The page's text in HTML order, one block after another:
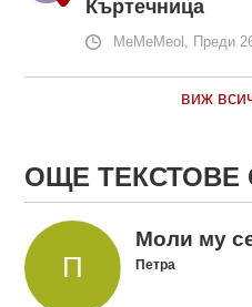
Къртечница
MeMeMeol, Преди
виж
ОЩЕ ТЕКСТОВЕ
Моли му
Петра